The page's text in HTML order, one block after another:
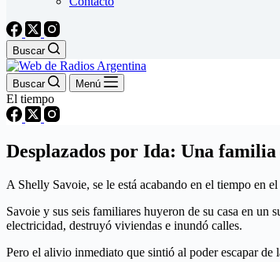
Buscar
Buscar Menú
El tiempo
Desplazados por Ida: Una
A Shelly Savoie, se le está acabando en el tiempo en
Savoie y sus seis familiares huyeron de su casa en
electricidad, destruyó viviendas e inundó calles.
Pero el alivio inmediato que sintió al poder escapar de